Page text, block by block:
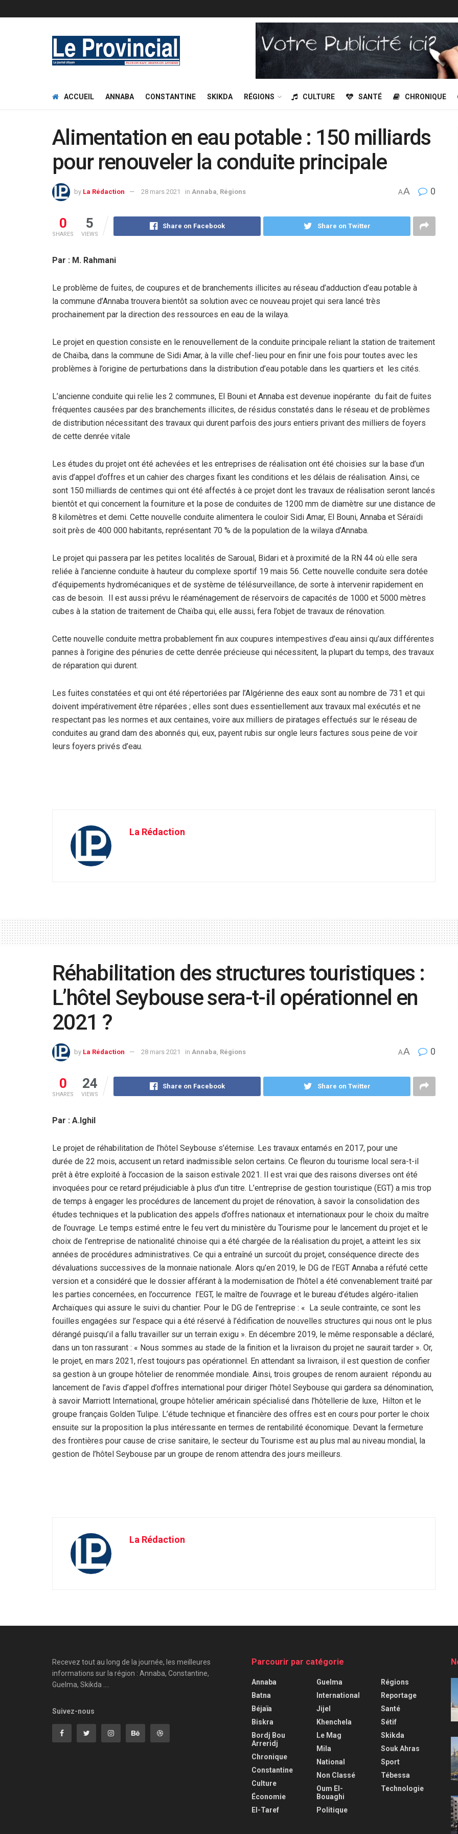
ACCUEIL ANNABA CONSTANTINE SKIKDA RÉGIONS CULTURE SANTÉ CHRONIQUE
Alimentation en eau potable : 150 milliards
pour renouveler la conduite principale
by La Rédaction 28 mars 2021 in Annaba Régions AA 0
0
SHARES
5
VIEWS
Share on Facebook Share on Twitter
Par : M. Rahmani
Le problème de fuites, de coupures et de branchements illicites au réseau d’adduction d’eau potable à
la commune d’Annaba trouvera bientôt sa solution avec ce nouveau projet qui sera lancé très
prochainement par la direction des ressources en eau de la wilaya.
Le projet en question consiste en le renouvellement de la conduite principale reliant la station de traitement
de Chaïba, dans la commune de Sidi Amar, à la ville chef-lieu pour en finir une fois pour toutes avec les
problèmes à l’origine de perturbations dans la distribution d’eau potable dans les quartiers et les cités.
L’ancienne conduite qui relie les 2 communes, El Bouni et Annaba est devenue inopérante du fait de fuites
fréquentes causées par des branchements illicites, de résidus constatés dans le réseau et de problèmes
de distribution nécessitant des travaux qui durent parfois des jours entiers privant des milliers de foyers
de cette denrée vitale
Les études du projet ont été achevées et les entreprises de réalisation ont été choisies sur la base d’un
avis d’appel d’offres et un cahier des charges fixant les conditions et les délais de réalisation. Ainsi, ce
sont 150 milliards de centimes qui ont été affectés à ce projet dont les travaux de réalisation seront lancés
bientôt et qui concernent la fourniture et la pose de conduites de 1200 mm de diamètre sur une distance de
8 kilomètres et demi. Cette nouvelle conduite alimentera le couloir Sidi Amar, El Bouni, Annaba et Séraïdi
soit près de 400 000 habitants, représentant 70 % de la population de la wilaya d’Annaba.
Le projet qui passera par les petites localités de Saroual, Bidari et à proximité de la RN 44 où elle sera
reliée à l’ancienne conduite à hauteur du complexe sportif 19 mais 56. Cette nouvelle conduite sera dotée
d’équipements hydromécaniques et de système de télésurveillance, de sorte à intervenir rapidement en
cas de besoin. Il est aussi prévu le réaménagement de réservoirs de capacités de 1000 et 5000 mètres
cubes à la station de traitement de Chaïba qui, elle aussi, fera l’objet de travaux de rénovation.
Cette nouvelle conduite mettra probablement fin aux coupures intempestives d’eau ainsi qu’aux différentes
pannes à l’origine des pénuries de cette denrée précieuse qui nécessitent, la plupart du temps, des travaux
de réparation qui durent.
Les fuites constatées et qui ont été répertoriées par l’Algérienne des eaux sont au nombre de 731 et qui
doivent impérativement être réparées ; elles sont dues essentiellement aux travaux mal exécutés et ne
respectant pas les normes et aux centaines, voire aux milliers de piratages effectués sur le réseau de
conduites au grand dam des abonnés qui, eux, payent rubis sur ongle leurs factures sous peine de voir
leurs foyers privés d’eau.
La Rédaction
Réhabilitation des structures touristiques :
L’hôtel Seybouse sera-t-il opérationnel en
2021 ?
by La Rédaction 28 mars 2021 in Annaba Régions AA 0
0
SHARES
24
VIEWS
Share on Facebook Share on Twitter
Par : A.Ighil
Le projet de réhabilitation de l’hôtel Seybouse s’éternise. Les travaux entamés en 2017, pour une
durée de 22 mois, accusent un retard inadmissible selon certains. Ce fleuron du tourisme local sera-t-il
prêt à être exploité à l’occasion de la saison estivale 2021. Il est vrai que des raisons diverses ont été
invoquées pour ce retard préjudiciable à plus d’un titre. L’entreprise de gestion touristique (EGT) a mis trop
de temps à engager les procédures de lancement du projet de rénovation, à savoir la consolidation des
études techniques et la publication des appels d’offres nationaux et internationaux pour le choix du maître
de l’ouvrage. Le temps estimé entre le feu vert du ministère du Tourisme pour le lancement du projet et le
choix de l’entreprise de nationalité chinoise qui a été chargée de la réalisation du projet, a atteint les six
années de procédures administratives. Ce qui a entraîné un surcoût du projet, conséquence directe des
dévaluations successives de la monnaie nationale. Alors qu’en 2019, le DG de l’EGT Annaba a réfuté cette
version et a considéré que le dossier afférant à la modernisation de l’hôtel a été convenablement traité par
les parties concernées, en l’occurrence l’EGT, le maître de l’ouvrage et le bureau d’études algéro-italien
Archaïques qui assure le suivi du chantier. Pour le DG de l’entreprise : « La seule contrainte, ce sont les
fouilles engagées sur l’espace qui a été réservé à l’édification de nouvelles structures qui nous ont le plus
dérangé puisqu’il a fallu travailler sur un terrain exigu ». En décembre 2019, le même responsable a déclaré,
dans un ton rassurant : « Nous sommes au stade de la finition et la livraison du projet ne saurait tarder ». Or,
le projet, en mars 2021, n’est toujours pas opérationnel. En attendant sa livraison, il est question de confier
sa gestion à un groupe hôtelier de renommée mondiale. Ainsi, trois groupes de renom auraient répondu au
lancement de l’avis d’appel d’offres international pour diriger l’hôtel Seybouse qui gardera sa dénomination,
à savoir Marriott International, groupe hôtelier américain spécialisé dans l’hôtellerie de luxe, Hilton et le
groupe français Golden Tulipe. L’étude technique et financière des offres est en cours pour porter le choix
ensuite sur la proposition la plus intéressante en termes de rentabilité économique. Devant la fermeture
des frontières pour cause de crise sanitaire, le secteur du Tourisme est au plus mal au niveau mondial, la
gestion de l’hôtel Seybouse par un groupe de renom attendra des jours meilleurs.
La Rédaction
Recevez tout au long de la journée, les meilleures
informations sur la région : Annaba, Constantine,
Guelma, Skikda ....
Suivez-nous
Parcourir par catégorie
Annaba
Batna
Béjaïa
Biskra
Bordj Bou
Arreridj
Chronique
Constantine
Culture
Économie
El-Taref
Guelma
International
Jijel
Khenchela
Le Mag
Mila
National
Non Classé
Oum El-
Bouaghi
Politique
Régions
Reportage
Santé
Sétif
Skikda
Souk Ahras
Sport
Tébessa
Technologie